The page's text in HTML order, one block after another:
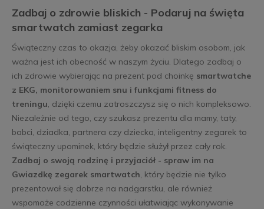
Zadbaj o zdrowie bliskich - Podaruj na święta
smartwatch zamiast zegarka
Świąteczny czas to okazja, żeby okazać bliskim osobom, jak
ważna jest ich obecność w naszym życiu. Dlatego zadbaj o
ich zdrowie wybierając na prezent pod choinkę smartwatche
z EKG, monitorowaniem snu i funkcjami fitness do
treningu, dzięki czemu zatroszczysz się o nich kompleksowo.
Niezależnie od tego, czy szukasz prezentu dla mamy, taty,
babci, dziadka, partnera czy dziecka, inteligentny zegarek to
świąteczny upominek, który będzie służył przez cały rok.
Zadbaj o swoją rodzinę i przyjaciół - spraw im na
Gwiazdkę zegarek smartwatch, który będzie nie tylko
prezentował się dobrze na nadgarstku, ale również
wspomoże codzienne czynności ułatwiając wykonywanie